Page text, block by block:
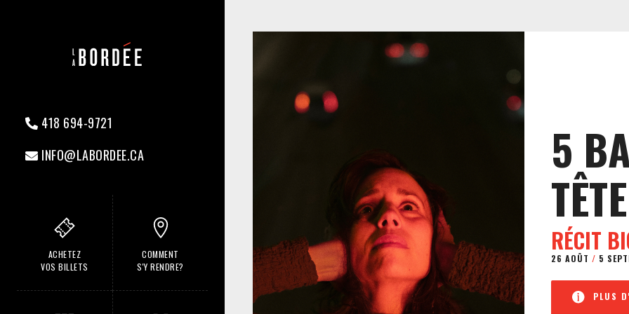
418 694-9721
INFO@LABORDEE.CA
ACHETEZ
VOS BILLETS
COMMENT
S'Y RENDRE?
5
TÊTE
RÉCIT
26 AOÛT / 5
PLUS